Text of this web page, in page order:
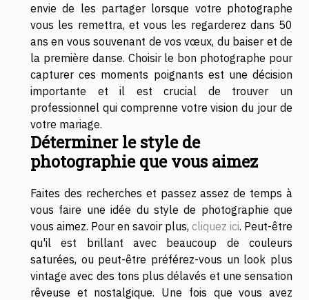
envie de les partager lorsque votre photographe
vous les remettra, et vous les regarderez dans 50
ans en vous souvenant de vos vœux, du baiser et de
la première danse. Choisir le bon photographe pour
capturer ces moments poignants est une décision
importante et il est crucial de trouver un
professionnel qui comprenne votre vision du jour de
votre mariage.
Déterminer le style de
photographie que vous aimez
Faites des recherches et passez assez de temps à
vous faire une idée du style de photographie que
vous aimez. Pour en savoir plus, cliquez ici. Peut-être
qu'il est brillant avec beaucoup de couleurs
saturées, ou peut-être préférez-vous un look plus
vintage avec des tons plus délavés et une sensation
rêveuse et nostalgique. Une fois que vous avez